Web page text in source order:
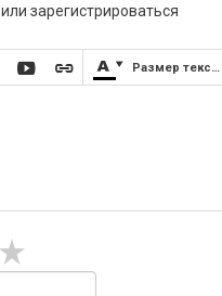
или зарегистрироваться
    Размер текста